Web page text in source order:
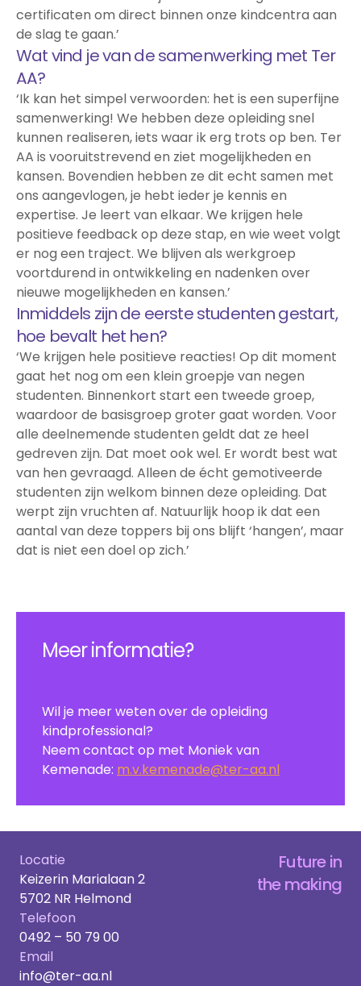
certificaten om direct binnen onze kindcentra aan
de slag te gaan.’
Wat vind je van de samenwerking met Ter
AA?
‘Ik kan het simpel verwoorden: het is een superfijne
samenwerking! We hebben deze opleiding snel
kunnen realiseren, iets waar ik erg trots op ben. Ter
AA is vooruitstrevend en ziet mogelijkheden en
kansen. Bovendien hebben ze dit echt samen met
ons aangevlogen, je hebt ieder je kennis en
expertise. Je leert van elkaar. We krijgen hele
positieve feedback op deze stap, en wie weet volgt
er nog een traject. We blijven als werkgroep
voortdurend in ontwikkeling en nadenken over
nieuwe mogelijkheden en kansen.’
Inmiddels zijn de eerste studenten gestart,
hoe bevalt het hen?
‘We krijgen hele positieve reacties! Op dit moment
gaat het nog om een klein groepje van negen
studenten. Binnenkort start een tweede groep,
waardoor de basisgroep groter gaat worden. Voor
alle deelnemende studenten geldt dat ze heel
gedreven zijn. Dat moet ook wel. Er wordt best wat
van hen gevraagd. Alleen de écht gemotiveerde
studenten zijn welkom binnen deze opleiding. Dat
werpt zijn vruchten af. Natuurlijk hoop ik dat een
aantal van deze toppers bij ons blijft ‘hangen’, maar
dat is niet een doel op zich.’
Meer informatie?
Wil je meer weten over de opleiding
kindprofessional?
Neem contact op met Moniek van
Kemenade: m.v.kemenade@ter-aa.nl
Locatie
Keizerin Marialaan 2
5702 NR Helmond
Telefoon
0492 – 50 79 00
Email
info@ter-aa.nl
Future in
the making